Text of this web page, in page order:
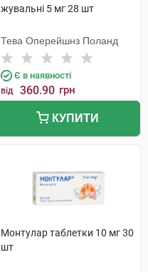
жувальні 5 мг 28 шт
Тева Оперейшнз Поланд
Є в наявності
від 360.90 грн
КУПИТИ
Монтулар таблетки 10 мг 30
шт